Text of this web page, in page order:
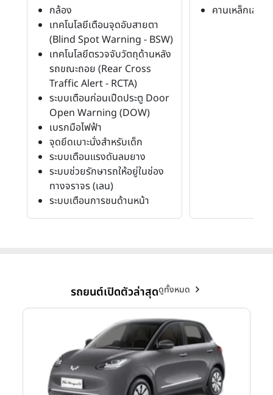
กล้อง
เทคโนโลยีเตือนจุดอับสายตา
(Blind Spot Warning - BSW)
เทคโนโลยีตรวจจับวัตถุด้านหลัง
รถขณะถอย (Rear Cross
Traffic Alert - RCTA)
ระบบเตือนก่อนเปืดประตู Door
Open Warning (DOW)
เบรกมือไฟฟ้า
จุดยึดเบาะนั่งสำหรับเด็ก
ระบบเตือนแรงดันลมยาง
ระบบช่วยรักษารถให้อยู่ในช่อง
ทางจราจร (เลน)
ระบบเตือนการชนด้านหน้า
คานเหล็กเสริ
รถยนต์เปิดตัวล่าสุดดูทั้งหมด